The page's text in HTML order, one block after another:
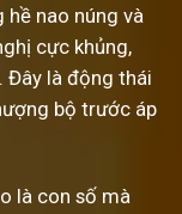
nao núng và
cực khủng,
Đây là động thái
bộ trước áp
là con số mà